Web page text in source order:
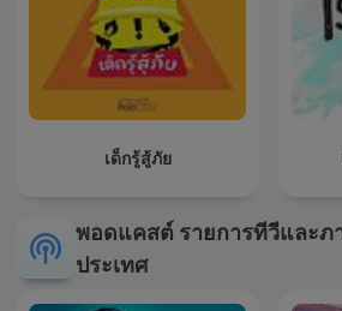
เด็กรู้สู้ภัย
พอดแคสต์ รายการทีวีและภ
ประเทศ